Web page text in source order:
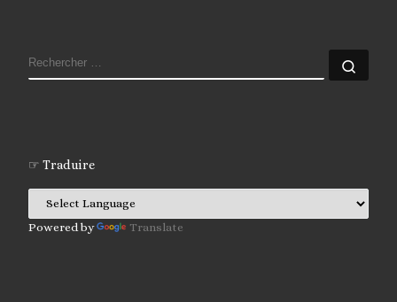
RECHERCHER
☞ Traduire
Powered by Translate